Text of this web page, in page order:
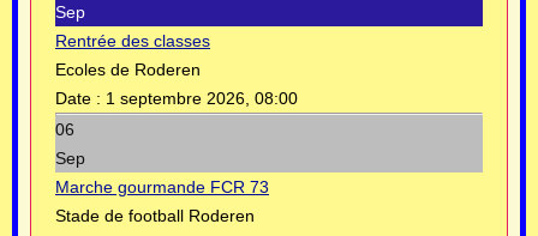
Sep
Rentrée des classes
Ecoles de Roderen
Date : 1 septembre 2026, 08:00
06
Sep
Marche gourmande FCR 73
Stade de football Roderen